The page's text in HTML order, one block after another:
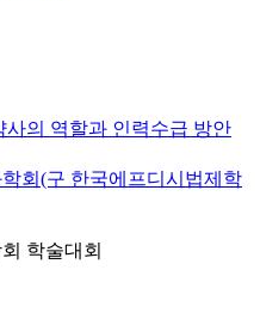
의 역할과 인력수급 방안
회(구 한국에프디시법제학
학술대회